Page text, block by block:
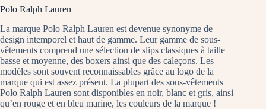
Polo Ralph Lauren
La marque Polo Ralph Lauren est devenue synonyme de
design intemporel et haut de gamme. Leur gamme de sous-
vêtements comprend une sélection de slips classiques à taille
basse et moyenne, des boxers ainsi que des caleçons. Les
modèles sont souvent reconnaissables grâce au logo de la
marque qui est assez présent. La plupart des sous-vêtements
Polo Ralph Lauren sont disponibles en noir, blanc et gris, ainsi
qu’en rouge et en bleu marine, les couleurs de la marque !